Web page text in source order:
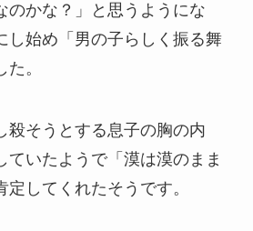
のかな？」と思うようにな
し始め「男の子らしく振る舞
。
殺そうとする息子の胸の内
ていたようで「漠は漠のまま
してくれたそうです。